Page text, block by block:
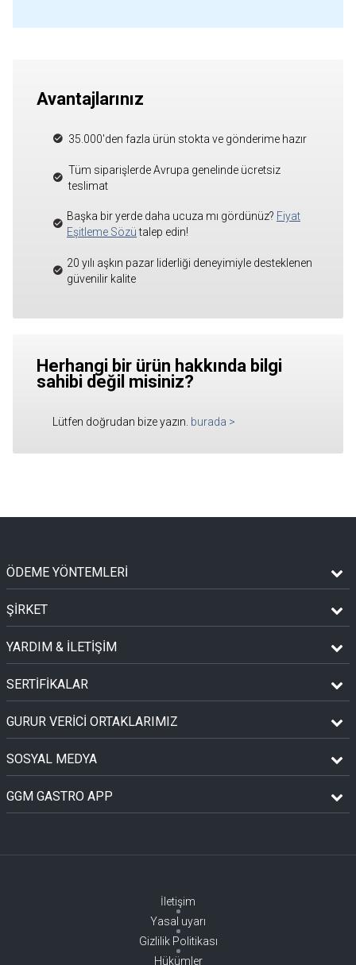
Avantajlarınız
35.000'den fazla ürün stokta ve gönderime hazır
Tüm siparişlerde Avrupa genelinde ücretsiz
teslimat
Başka bir yerde daha ucuza mı gördünüz? Fiyat
Eşitleme Sözütalep edin!
20 yılı aşkın pazar liderliği deneyimiyle desteklenen
güvenilir kalite
Herhangi bir ürün hakkında bilgi
sahibi değil misiniz?
Lütfen doğrudan bize yazın. burada >
ÖDEME YÖNTEMLERİ
ŞİRKET
YARDIM & İLETİŞİM
SERTİFİKALAR
GURUR VERİCİ ORTAKLARIMIZ
SOSYAL MEDYA
GGM GASTRO APP
İletişim
Yasal uyarı
Gizlilik Politikası
Hükümler